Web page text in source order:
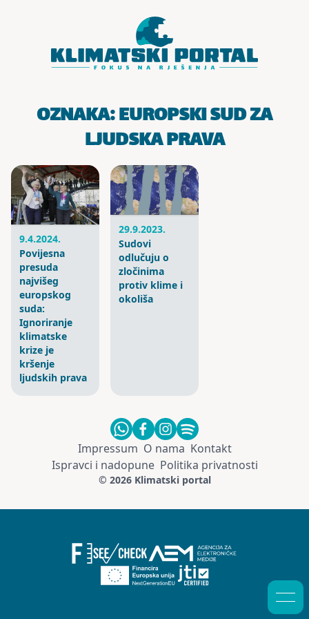
OZNAKA:EUROPSKI SUD ZA
LJUDSKA PRAVA
9.4.2024.
Povijesna
presuda
najvišeg
europskog
suda:
Ignoriranje
klimatske
krize je
kršenje
ljudskih prava
29.9.2023.
Sudovi
odlučuju o
zločinima
protiv klime i
okoliša
Impressum O nama Kontakt
Ispravci i nadopune Politika privatnosti
© 2026 Klimatski portal